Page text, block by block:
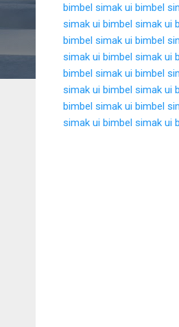
bimbel simak ui bimbel
simak ui bimbel simak ui
bimbel simak ui bimbel
simak ui bimbel simak ui
bimbel simak ui bimbel
simak ui bimbel simak ui
bimbel simak ui bimbel
simak ui bimbel simak ui